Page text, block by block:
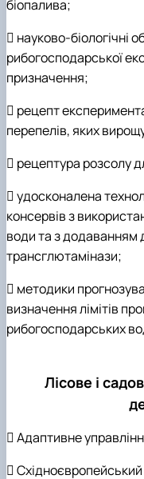
біопалива;
 науково-біологічні
рибогосподарської
призначення;
 рецепт
перепелів, яких
 рецептура розсолу
 удосконалена
консервів з
води та з
трансглютамінази;
 методики
визначення лімітів
рибогосподарських
Лісове і
 Адаптивне
